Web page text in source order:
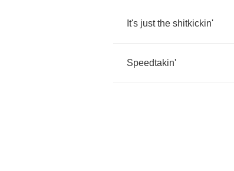
It's just the shitkickin'
Speedtakin'